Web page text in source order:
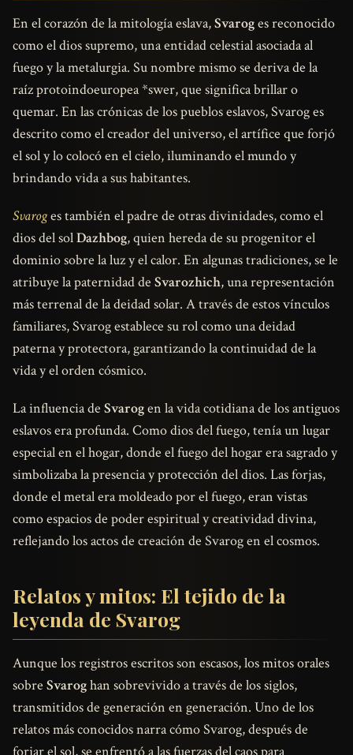
En el corazón de la mitología eslava,Svaroges reconocido
como el dios supremo, una entidad celestial asociada al
fuego y la metalurgia. Su nombre mismo se deriva de la
raíz protoindoeuropea *swer, que significa brillar o
quemar. En las crónicas de los pueblos eslavos, Svarog es
descrito como el creador del universo, el artífice que forjó
el sol y lo colocó en el cielo, iluminando el mundo y
brindando vida a sus habitantes.
Svaroges también el padre de otras divinidades, como el
dios del solDazhbog, quien hereda de su progenitor el
dominio sobre la luz y el calor. En algunas tradiciones, se le
atribuye la paternidad de Svarozhich, una representación
más terrenal de la deidad solar. A través de estos vínculos
familiares, Svarog establece su rol como una deidad
paterna y protectora, garantizando la continuidad de la
vida y el orden cósmico.
La influencia de Svarogen la vida cotidiana de los antiguos
eslavos era profunda. Como dios del fuego, tenía un lugar
especial en el hogar, donde el fuego del hogar era sagrado y
simbolizaba la presencia y protección del dios. Las forjas,
donde el metal era moldeado por el fuego, eran vistas
como espacios de poder espiritual y creatividad divina,
reflejando los actos de creación de Svarog en el cosmos.
Relatos y mitos: El tejido de la
leyenda de Svarog
Aunque los registros escritos son escasos, los mitos orales
sobre Svaroghan sobrevivido a través de los siglos,
transmitidos de generación en generación. Uno de los
relatos más conocidos narra cómo Svarog, después de